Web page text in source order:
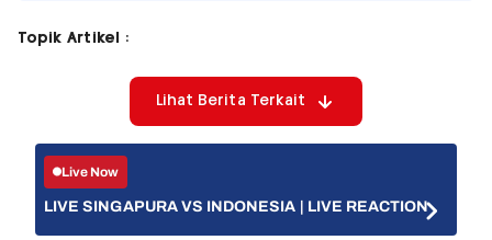
Topik Artikel :
Lihat Berita Terkait
Live Now
LIVE SINGAPURA VS INDONESIA | LIVE REACTION